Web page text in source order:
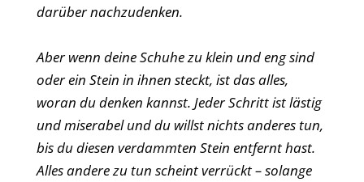
darüber nachzudenken.
Aber wenn deine Schuhe zu klein und eng sind
oder ein Stein in ihnen steckt, ist das alles,
woran du denken kannst. Jeder Schritt ist lästig
und miserabel und du willst nichts anderes tun,
bis du diesen verdammten Stein entfernt hast.
Alles andere zu tun scheint verrückt – solange